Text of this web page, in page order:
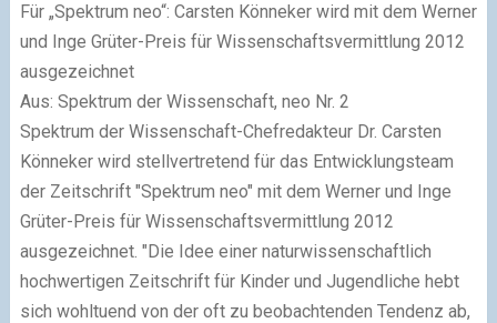
Für „Spektrum neo“: Carsten Könneker wird mit dem Werner
und Inge Grüter-Preis für Wissenschaftsvermittlung 2012
ausgezeichnet
Aus: Spektrum der Wissenschaft, neo Nr. 2
Spektrum der Wissenschaft-Chefredakteur Dr. Carsten
Könneker wird stellvertretend für das Entwicklungsteam
der Zeitschrift "Spektrum neo" mit dem Werner und Inge
Grüter-Preis für Wissenschaftsvermittlung 2012
ausgezeichnet. "Die Idee einer naturwissenschaftlich
hochwertigen Zeitschrift für Kinder und Jugendliche hebt
sich wohltuend von der oft zu beobachtenden Tendenz ab,